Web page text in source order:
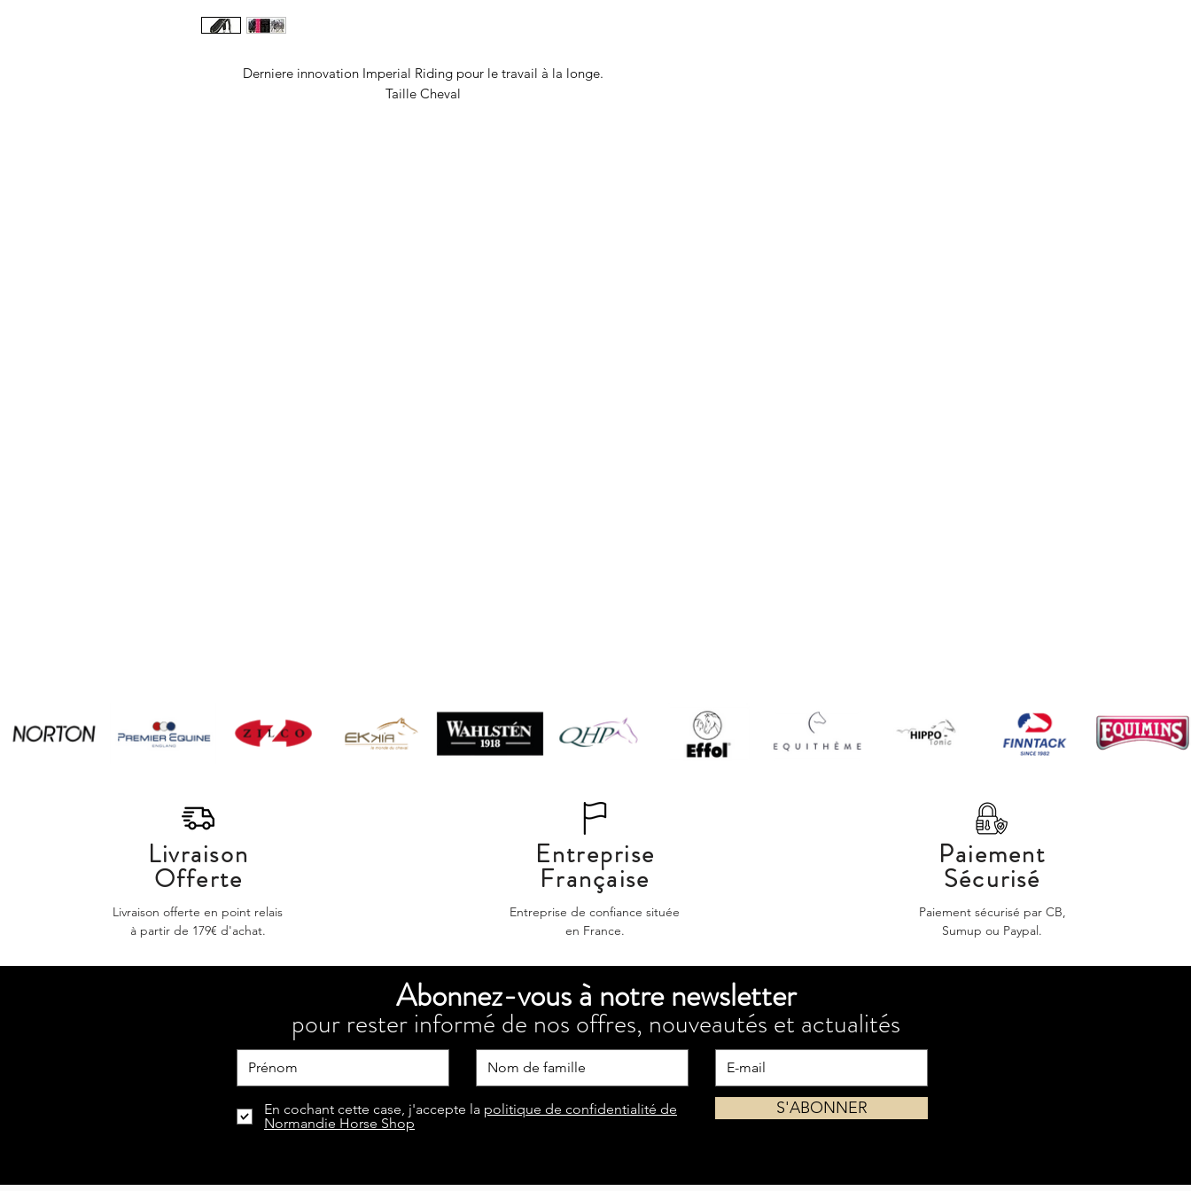
Derniere innovation Imperial Riding pour le travail à la longe.
Taille Cheval
Livraison
Offerte
Livraison offerte en point relais
à partir de 179€ d'achat.
Entreprise
Française
Entreprise de confiance située
en France.
Paiement
Sécurisé
Paiement sécurisé par CB,
Sumup ou Paypal.
Abonnez-vous à notre newsletter
pour rester informé de nos offres, nouveautés et actualités
En cochant cette case, j'accepte la politique de confidentialité de
Normandie Horse Shop
S'ABONNER